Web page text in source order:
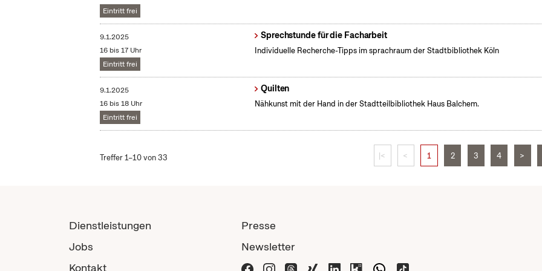
Eintritt frei
9.1.2025
16 bis 17 Uhr
Eintritt frei
Sprechstunde für die Facharbeit
Individuelle Recherche-Tipps im sprachraum der Stadtbibliothek Köln
9.1.2025
16 bis 18 Uhr
Eintritt frei
Quilten
Nähkunst mit der Hand in der Stadtteilbibliothek Haus Balchem.
Treffer 1–10 von 33 |< < 1 2 3 4 >
Dienstleistungen
Jobs
Kontakt
Presse
Newsletter